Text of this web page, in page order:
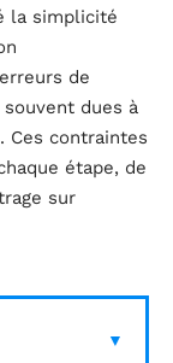
la simplicité
de
dues à
Ces contraintes
étape, de
sur